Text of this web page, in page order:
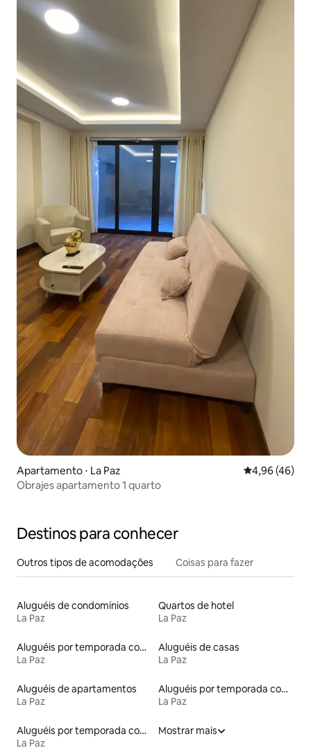
Apartamento ⋅ La Paz 4,96 de uma
4,96 (46)
Obrajes apartamento 1 quarto
Destinos para conhecer
Outros tipos de acomodações Coisas para fazer
Aluguéis de condomínios
La Paz
Quartos de hotel
La Paz
Aluguéis por temporada com suítes privativas
La Paz
Aluguéis de casas
La Paz
Aluguéis de apartamentos
La Paz
Aluguéis por temporada com sauna
La Paz
Aluguéis por temporada com acesso ao lago
La Paz
Mostrar mais